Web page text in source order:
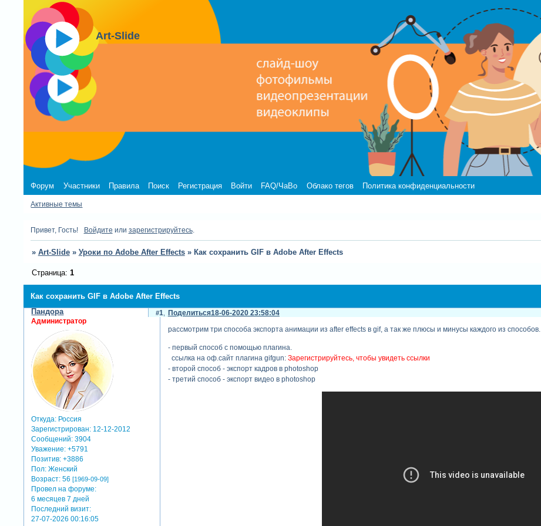
Art-Slide
Форум Участники Правила Поиск Регистрация Войти FAQ/ЧаВо Облако тегов Политика конфиденциальности
Активные темы
Привет, Гость! Войдите или зарегистрируйтесь.
» Art-Slide » Уроки по Adobe After Effects » Как сохранить GIF в Adobe After Effects
Как сохранить GIF в Adobe After Effects
Страница: 1
Поделиться
1 18-06-2020 23:58:04
Пандора
Администратор
Откуда: Россия
Зарегистрирован: 12-12-2012
Сообщений: 3904
Уважение: +5791
Позитив: +3886
Пол: Женский
Возраст: 56[1969-09-09]
Провел на форуме:
6 месяцев 7 дней
Последний визит:
27-07-2026 00:16:05
рассмотрим три способа экспорта анимации из after effects в gif, а так же плюсы и минусы каждого из способов.
- первый способ с помощью плагина.
ссылка на оф.сайт плагина gifgun: Зарегистрируйтесь, чтобы увидеть ссылки
- второй способ - экспорт кадров в photoshop
- третий способ - экспорт видео в photoshop